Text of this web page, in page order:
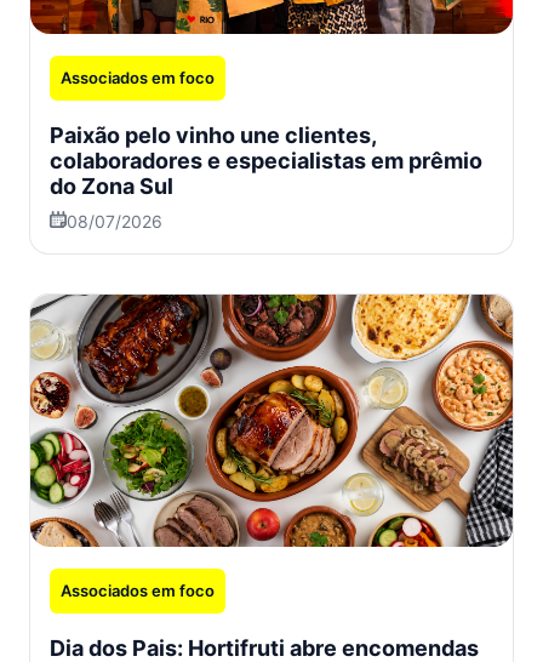
Associados em foco
Paixão pelo vinho une clientes,
colaboradores e especialistas em prêmio
do Zona Sul
08/07/2026
Associados em foco
Dia dos Pais: Hortifruti abre encomendas